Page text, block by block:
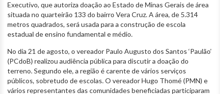
Executivo, que autoriza doação ao Estado de Minas Gerais de área
situada no quarteirão 133 do bairro Vera Cruz. A área, de 5.314
metros quadrados, será usada para a construção de escola
estadual de ensino fundamental e médio.
No dia 21 de agosto, o vereador Paulo Augusto dos Santos ‘Paulão’
(PCdoB) realizou audiência pública para discutir a doação do
terreno. Segundo ele, a região é carente de vários serviços
públicos, sobretudo de escolas. O vereador Hugo Thomé (PMN) e
vários representantes das comunidades beneficiadas participaram